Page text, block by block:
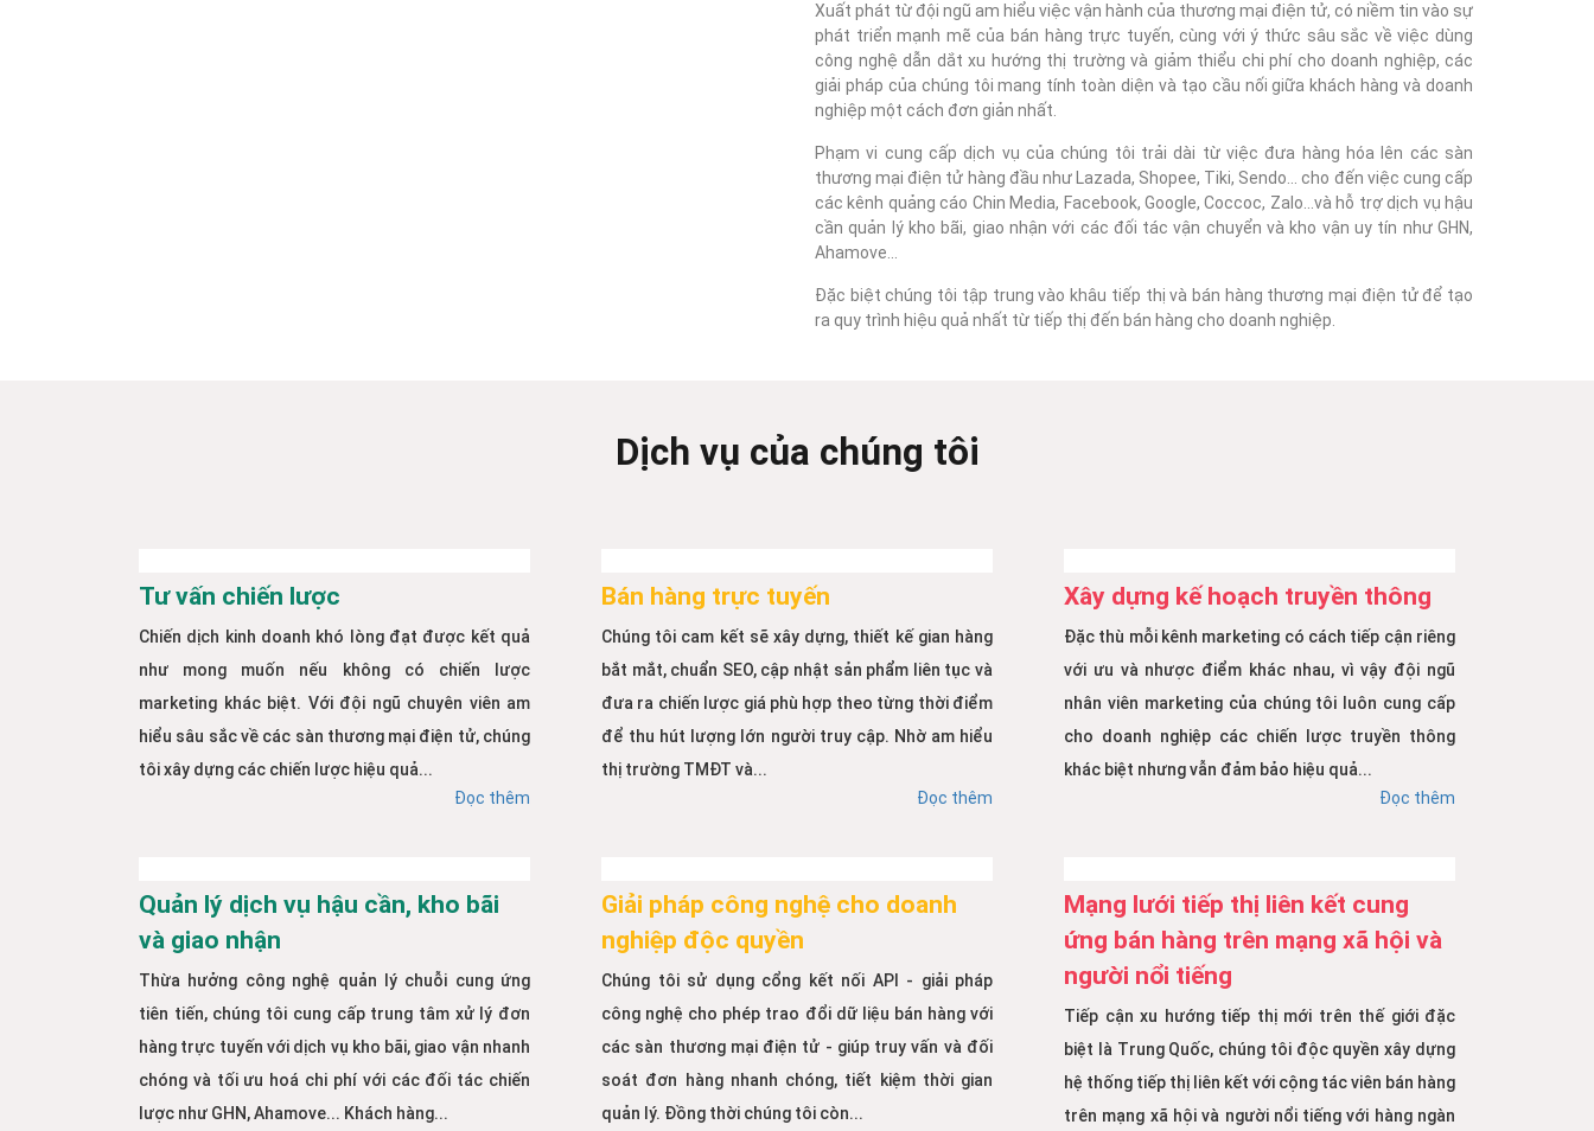
Xuất phát từ đội ngũ am hiểu việc vận hành của thương mại điện tử, có niềm tin vào sự
phát triển mạnh mẽ của bán hàng trực tuyến, cùng với ý thức sâu sắc về việc dùng
công nghệ dẫn dắt xu hướng thị trường và giảm thiểu chi phí cho doanh nghiệp, các
giải pháp của chúng tôi mang tính toàn diện và tạo cầu nối giữa khách hàng và doanh
nghiệp một cách đơn giản nhất.
Phạm vi cung cấp dịch vụ của chúng tôi trải dài từ việc đưa hàng hóa lên các sàn
thương mại điện tử hàng đầu như Lazada, Shopee, Tiki, Sendo... cho đến việc cung cấp
các kênh quảng cáo Chin Media, Facebook, Google, Coccoc, Zalo...và hỗ trợ dịch vụ hậu
cần quản lý kho bãi, giao nhận với các đối tác vận chuyển và kho vận uy tín như GHN,
Ahamove...
Đặc biệt chúng tôi tập trung vào khâu tiếp thị và bán hàng thương mại điện tử để tạo
ra quy trình hiệu quả nhất từ tiếp thị đến bán hàng cho doanh nghiệp.
Dịch vụ của chúng tôi
Tư vấn chiến lược
Chiến dịch kinh doanh khó lòng đạt được kết quả
như mong muốn nếu không có chiến lược
marketing khác biệt. Với đội ngũ chuyên viên am
hiểu sâu sắc về các sàn thương mại điện tử, chúng
tôi xây dựng các chiến lược hiệu quả...
Đọc thêm
Bán hàng trực tuyến
Chúng tôi cam kết sẽ xây dựng, thiết kế gian hàng
bắt mắt, chuẩn SEO, cập nhật sản phẩm liên tục và
đưa ra chiến lược giá phù hợp theo từng thời điểm
để thu hút lượng lớn người truy cập. Nhờ am hiểu
thị trường TMĐT và...
Đọc thêm
Xây dựng kế hoạch truyền thông
Đặc thù mỗi kênh marketing có cách tiếp cận riêng
với ưu và nhược điểm khác nhau, vì vậy đội ngũ
nhân viên marketing của chúng tôi luôn cung cấp
cho doanh nghiệp các chiến lược truyền thông
khác biệt nhưng vẫn đảm bảo hiệu quả...
Đọc thêm
Quản lý dịch vụ hậu cần, kho bãi
và giao nhận
Thừa hưởng công nghệ quản lý chuỗi cung ứng
tiên tiến, chúng tôi cung cấp trung tâm xử lý đơn
hàng trực tuyến với dịch vụ kho bãi, giao vận nhanh
chóng và tối ưu hoá chi phí với các đối tác chiến
lược như GHN, Ahamove... Khách hàng...
Giải pháp công nghệ cho doanh
nghiệp độc quyền
Chúng tôi sử dụng cổng kết nối API - giải pháp
công nghệ cho phép trao đổi dữ liệu bán hàng với
các sàn thương mại điện tử - giúp truy vấn và đối
soát đơn hàng nhanh chóng, tiết kiệm thời gian
quản lý. Đồng thời chúng tôi còn...
Mạng lưới tiếp thị liên kết cung
ứng bán hàng trên mạng xã hội và
người nổi tiếng
Tiếp cận xu hướng tiếp thị mới trên thế giới đặc
biệt là Trung Quốc, chúng tôi độc quyền xây dựng
hệ thống tiếp thị liên kết với cộng tác viên bán hàng
trên mạng xã hội và người nổi tiếng với hàng ngàn